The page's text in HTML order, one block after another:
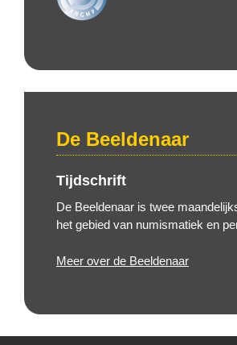
De Beeldenaar
Tijdschrift
De Beeldenaar is twee
het gebied van numismatiek en
Meer over de Beeldenaar